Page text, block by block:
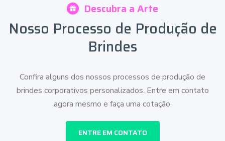
Descubra a Arte
Nosso Processo de Produção de
Brindes
Confira alguns dos nossos processos de produção de
brindes corporativos personalizados. Entre em contato
agora mesmo e faça uma cotação.
ENTRE EM CONTATO